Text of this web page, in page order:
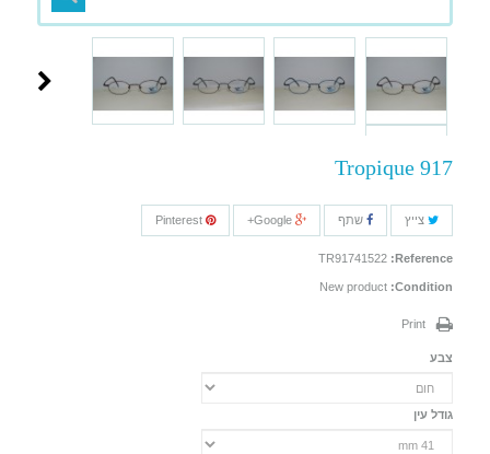
Tropique 917
צייץ שתף
Reference:
TR91741522
Condition:
New product
Print
צבע
גודל עין